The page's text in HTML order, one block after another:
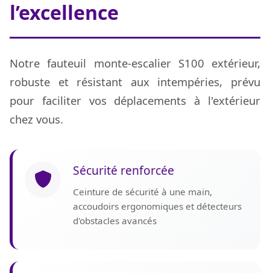
l’excellence
Notre fauteuil monte-escalier S100 extérieur,
robuste et résistant aux intempéries, prévu
pour faciliter vos déplacements à l'extérieur
chez vous.
Sécurité renforcée
Ceinture de sécurité à une main,
accoudoirs ergonomiques et détecteurs
d'obstacles avancés